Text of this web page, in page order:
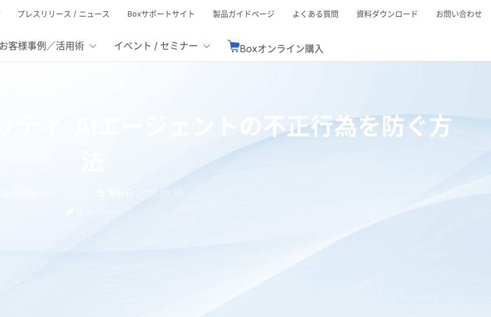
プレスリリース / ニュース Boxサポートサイト 製品ガイドページ よくある質問 資料ダウンロード お問い合わせ
Box製品セミナー
外部からの評価
Box Governance
Microsoft連携
Salesforce連携
（次世代のシステムを考えるコミュニティ）
お客様事例／活用術
クラウドストレージ
セキュリティ対策
イベント / セミナー Boxオンライン購入
ティ: AIエージェントの不正行為を防ぐ方
更新日:2026.03.30
Box Japan